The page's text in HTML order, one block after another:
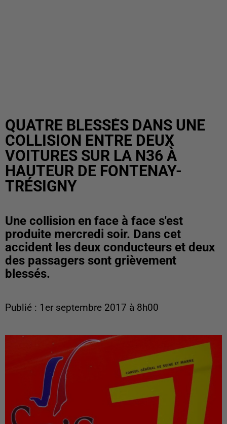
QUATRE BLESSÉS DANS UNE
COLLISION ENTRE DEUX
VOITURES SUR LA N36 À
HAUTEUR DE FONTENAY-
TRÉSIGNY
Une collision en face à face s'est
produite mercredi soir. Dans cet
accident les deux conducteurs et deux
des passagers sont grièvement
blessés.
Publié : 1er septembre 2017 à 8h00